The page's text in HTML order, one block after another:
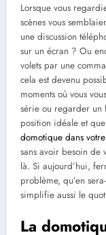
Lorsque vous
scènes vous
une discussion
sur un écran ? Ou
volets par une
cela est devenu
moments où vous
série ou regarder un
position idéale et
domotique dans
sans avoir besoin de
là. Si aujourd’hui,
problème, qu’en
simplifie aussi le
La